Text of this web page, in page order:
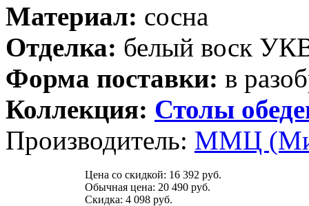
Материал: сосна
Отделка: белый воск
Форма поставки: в
Коллекция: Столы
Производитель: ММЦ
Цена со скидкой: 16 392 руб.
Обычная цена: 20 490 руб.
Скидка: 4 098 руб.